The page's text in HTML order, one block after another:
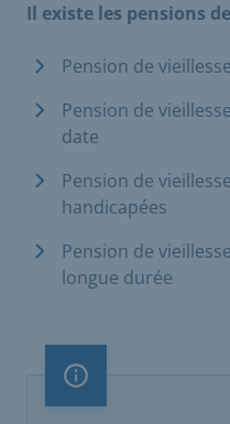
Il existe les pensions
Pension de
Pension de
date
Pension de
handicapées
Pension de
longue durée
Remarque